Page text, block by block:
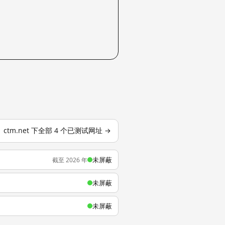
ctm.net 下全部 4 个已测试网址 →
截至 2026 年 未屏蔽
未屏蔽
未屏蔽